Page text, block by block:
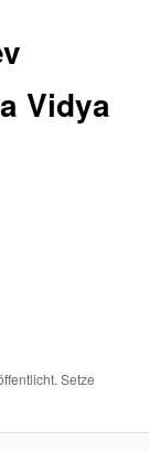
Vidya
Setze